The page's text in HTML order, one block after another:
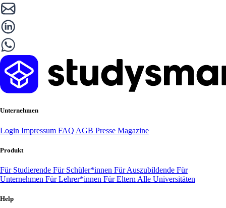
Unternehmen
Login Impressum FAQ AGB Presse Magazine
Produkt
Für Studierende Für Schüler*innen Für Auszubildende Für
Unternehmen Für Lehrer*innen Für Eltern Alle Universitäten
Help